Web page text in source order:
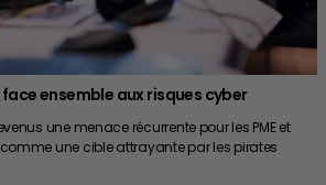
face ensemble aux risques cyber
une menace récurrente pour les PME et
une cible attrayante par les pirates